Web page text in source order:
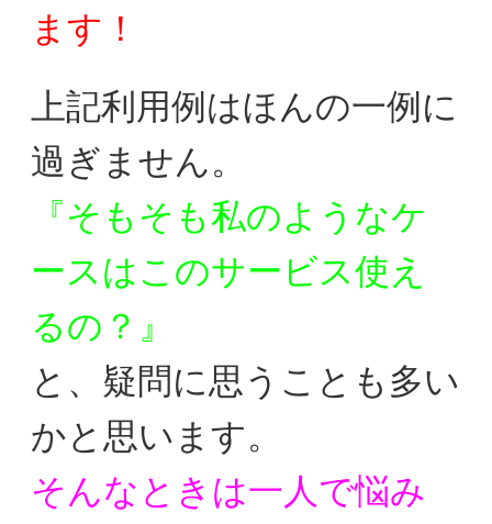
ます！
上記利用例はほんの一例に
過ぎません。
『そもそも私のようなケ
ースはこのサービス使え
るの？』
と、疑問に思うことも多い
かと思います。
そんなときは一人で悩み